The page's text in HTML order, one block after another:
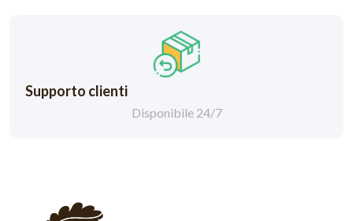
Supporto clienti
Disponibile 24/7